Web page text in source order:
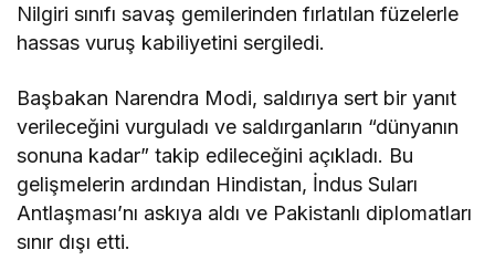
Nilgiri sınıfı savaş gemilerinden fırlatılan füzelerle
hassas vuruş kabiliyetini sergiledi.
Başbakan Narendra Modi, saldırıya sert bir yanıt
verileceğini vurguladı ve saldırganların “dünyanın
sonuna kadar” takip edileceğini açıkladı. Bu
gelişmelerin ardından Hindistan, İndus Suları
Antlaşması’nı askıya aldı ve Pakistanlı diplomatları
sınır dışı etti.